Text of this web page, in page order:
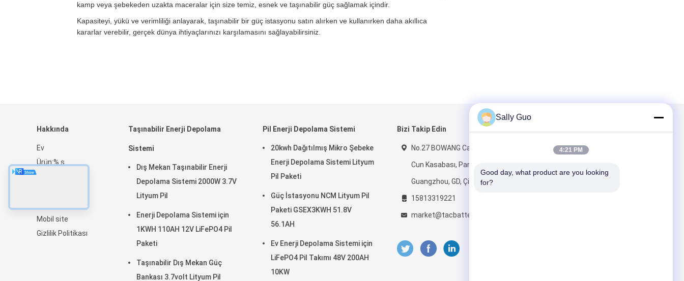
kamp veya şebekeden uzakta maceralar için size temiz, esnek ve taşınabilir güç sağlamak içindir.
Kapasiteyi, yükü ve verimliliği anlayarak, taşınabilir bir güç istasyonu satın alırken ve kullanırken daha akıllıca
kararlar verebilir, gerçek dünya ihtiyaçlarınızı karşılamasını sağlayabilirsiniz.
Hakkında
Ev
Ürün:% s
Mobil site
Gizlilik Politikası
Taşınabilir Enerji Depolama
Sistemi
Dış Mekan Taşınabilir Enerji
Depolama Sistemi 2000W 3.7V
Lityum Pil
Enerji Depolama Sistemi için
1KWH 110AH 12V LiFePO4 Pil
Paketi
Taşınabilir Dış Mekan Güç
Bankası 3.7volt Lityum Pil
Pil Enerji Depolama Sistemi
20kwh Dağıtılmış Mikro Şebeke
Enerji Depolama Sistemi Lityum
Pil Paketi
Güç İstasyonu NCM Lityum Pil
Paketi GSEX3KWH 51.8V
56.1AH
Ev Enerji Depolama Sistemi için
LiFePO4 Pil Takımı 48V 200AH
10KW
Bizi Takip Edin
No.27 BOWANG Caddesi, Nan
Cun Kasabası, Panyu,
Guangzhou, GD, Çin
15813319221
market@tacbattery.com
Sally Guo
4:21 PM
Good day, what product are you looking
for?